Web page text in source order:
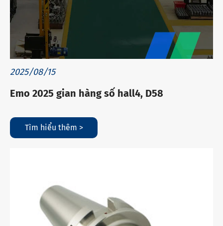
2025/08/15
Emo 2025 gian hàng số hall4, D58
Tìm hiểu thêm >